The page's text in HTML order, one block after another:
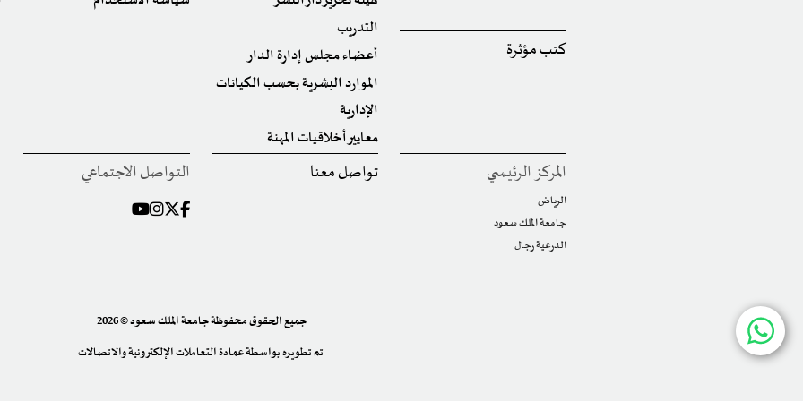
كتب مؤثرة
التدريب
أعضاء مجلس إدارة الدار
الموارد البشرية بحسب الكيانات
الإدارية
معايير أخلاقيات المهنة
المركز الرئيسي
الرياض
جامعة الملك سعود
الدرعية رجال
تواصل معنا التواصل الاجتماعي
جميع الحقوق محفوظة جامعة الملك سعود © 2026
تم تطويره بواسطةعمادة التعاملات الإلكترونية والاتصالات